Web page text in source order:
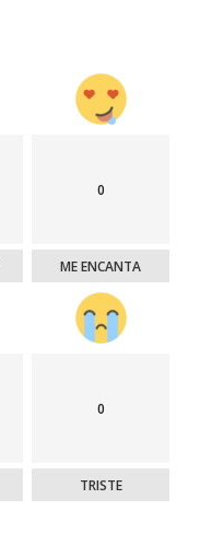
0
ME ENCANTA
0
TRISTE